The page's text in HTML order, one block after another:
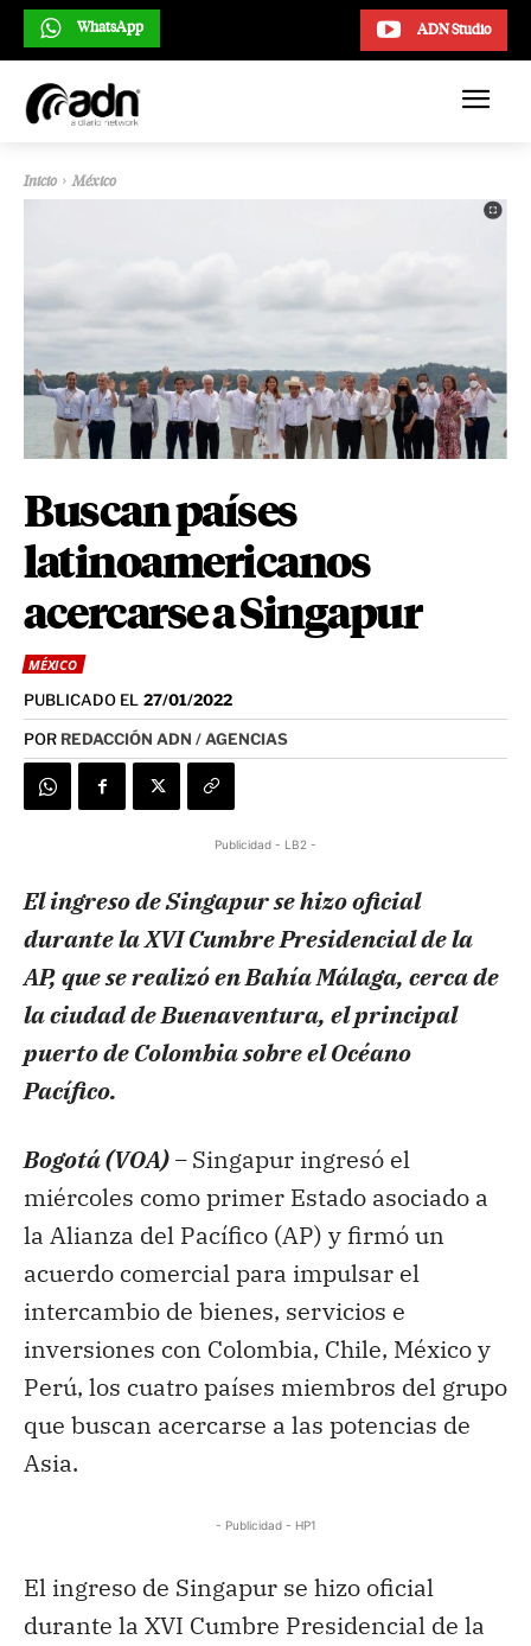
ADN Studio
WhatsApp
Inicio México
Buscan países
latinoamericanos
acercarse a Singapur
MÉXICO
PUBLICADO EL 27/01/2022
POR REDACCIÓN ADN / AGENCIAS
Publicidad - LB2 -
El ingreso de Singapur se hizo oficial
durante la XVI Cumbre Presidencial de la
AP, que se realizó en Bahía Málaga, cerca de
la ciudad de Buenaventura, el principal
puerto de Colombia sobre el Océano
Pacífico.
Bogotá (VOA) –Singapur ingresó el
miércoles como primer Estado asociado a
la Alianza del Pacífico (AP) y firmó un
acuerdo comercial para impulsar el
intercambio de bienes, servicios e
inversiones con Colombia, Chile, México y
Perú, los cuatro países miembros del grupo
que buscan acercarse a las potencias de
Asia.
- Publicidad - HP1
El ingreso de Singapur se hizo oficial
durante la XVI Cumbre Presidencial de la